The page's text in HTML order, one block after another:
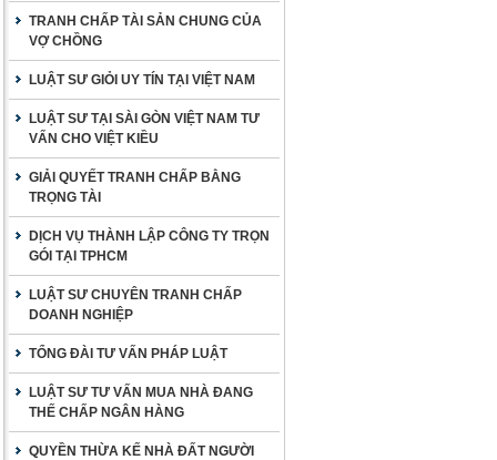
TRANH CHẤP TÀI SẢN CHUNG CỦA
VỢ CHỒNG
LUẬT SƯ GIỎI UY TÍN TẠI VIỆT NAM
LUẬT SƯ TẠI SÀI GÒN VIỆT NAM TƯ
VẤN CHO VIỆT KIỀU
GIẢI QUYẾT TRANH CHẤP BẰNG
TRỌNG TÀI
DỊCH VỤ THÀNH LẬP CÔNG TY TRỌN
GÓI TẠI TPHCM
LUẬT SƯ CHUYÊN TRANH CHẤP
DOANH NGHIỆP
TỔNG ĐÀI TƯ VẤN PHÁP LUẬT
LUẬT SƯ TƯ VẤN MUA NHÀ ĐANG
THẾ CHẤP NGÂN HÀNG
QUYỀN THỪA KẾ NHÀ ĐẤT NGƯỜI